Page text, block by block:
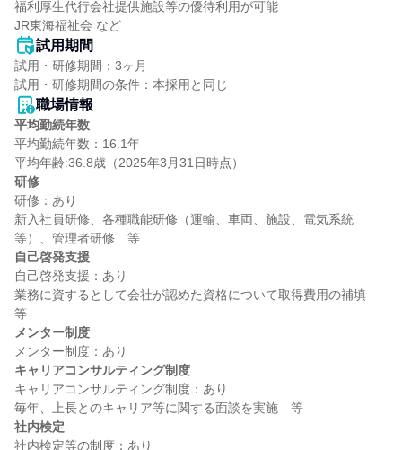
福利厚生代行会社提供施設等の優待利用が可能
JR東海福祉会 など
試用期間
試用・研修期間：3ヶ月
職場情報
平均勤続年数
平均勤続年数：16.1年
研修
研修：あり
新入社員研修、各種職能研修（運輸、車両、施設、電気系統
自己啓発支援
自己啓発支援：あり
業務に資するとして会社が認めた資格について取得費用の補填
メンター制度
キャリアコンサルティング制度
キャリアコンサルティング制度：あり
社内検定
社内検定等の制度：あり